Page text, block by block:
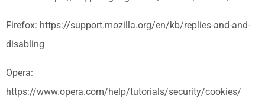
Firefox: https://support.mozilla.org/en/kb/replies-and-and-
disabling
Opera:
https://www.opera.com/help/tutorials/security/cookies/